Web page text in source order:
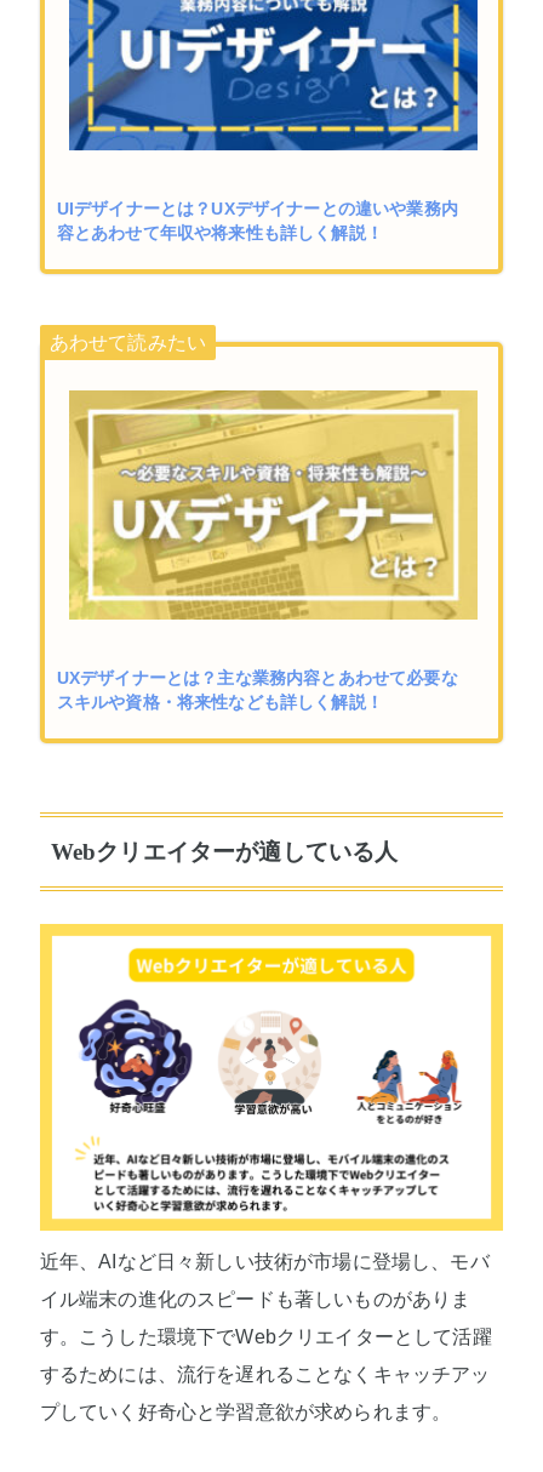
UIデザイナーとは？UXデザイナーとの違いや業務内
容とあわせて年収や将来性も詳しく解説！
UXデザイナーとは？主な業務内容とあわせて必要な
スキルや資格・将来性なども詳しく解説！
Webクリエイターが適している人
近年、AIなど日々新しい技術が市場に登場し、モバ
イル端末の進化のスピードも著しいものがありま
す。こうした環境下でWebクリエイターとして活躍
するためには、流行を遅れることなくキャッチアッ
プしていく好奇心と学習意欲が求められます。